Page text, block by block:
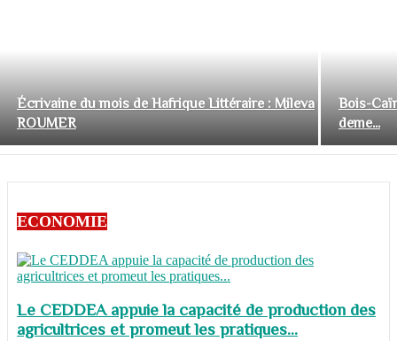
Écrivaine du mois de Hafrique Littéraire : Mileva
ROUMER
Bois-
deme...
ECONOMIE
Le CEDDEA appuie la capacité de production des
agricultrices et promeut les pratiques...